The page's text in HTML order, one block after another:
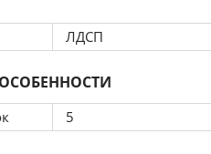
глухими или выбрать
подходит для ваших
ЛДСП
5